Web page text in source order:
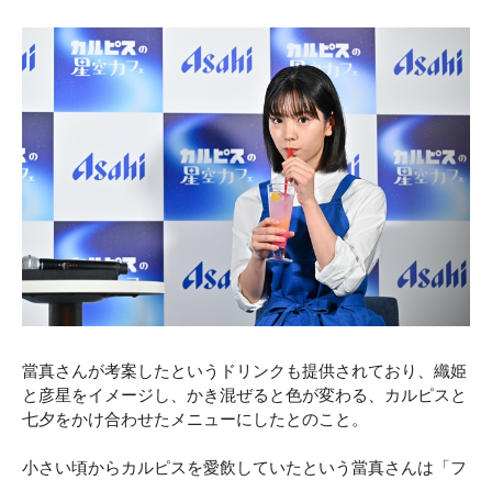
當真さんが考案したというドリンクも提供されており、織姫
と彦星をイメージし、かき混ぜると色が変わる、カルピスと
七夕をかけ合わせたメニューにしたとのこと。
小さい頃からカルピスを愛飲していたという當真さんは「フ